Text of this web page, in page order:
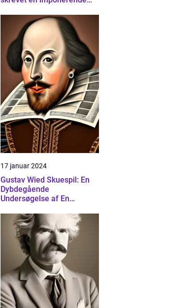
debut i 1985
17 januar 2024
Gustav Wied Skuespil: En
Dybdegående
Undersøgelse af En